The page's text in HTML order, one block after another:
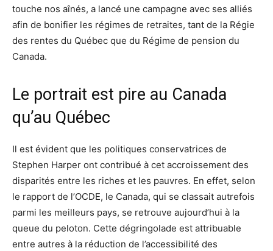
touche nos aînés, a lancé une campagne avec ses alliés
afin de bonifier les régimes de retraites, tant de la Régie
des rentes du Québec que du Régime de pension du
Canada.
Le portrait est pire au Canada
qu’au Québec
Il est évident que les politiques conservatrices de
Stephen Harper ont contribué à cet accroissement des
disparités entre les riches et les pauvres. En effet, selon
le rapport de l’OCDE, le Canada, qui se classait autrefois
parmi les meilleurs pays, se retrouve aujourd’hui à la
queue du peloton. Cette dégringolade est attribuable
entre autres à la réduction de l’accessibilité des